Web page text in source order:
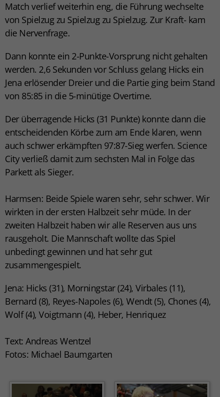
Match verlief weiterhin eng, die Führung wechselte
von Spielzug zu Spielzug zu Spielzug. Zur Kraft- kam
die Nervenfrage.
Dann konnte ein 2-Punkte-Vorsprung nicht gehalten
werden. 2,6 Sekunden vor Schluss gelang Hicks ein
Jena erlösender Dreier und die Partie ging beim Stand
von 85:85 in die 5-minütige Overtime.
Der überragende Hicks (31 Punkte) konnte dann die
entscheidenden Körbe zum am Ende klaren, wenn
auch schwer erkämpften 97:87-Sieg werfen. Science
City verließ damit zum sechsten Mal in Folge das
Parkett als Sieger.
Harmsen: Beide Spiele waren sehr, sehr schwer. Wir
wirkten in der ersten Halbzeit sehr müde. In der
zweiten Halbzeit haben wir alle Reserven aus uns
rausgeholt. Die Mannschaft wollte das Spiel
unbedingt gewinnen und hat sehr gut
zusammengespielt.
Jena: Hicks (31), Morningstar (24), Virbales (11),
Bernard (8), Reyes-Napoles (6), Wendt (5), Chones (4),
Wolf (4), Voigtmann (4), Heber, Henriquez
Text: Andreas Wentzel
Fotos: Michael Baumgarten